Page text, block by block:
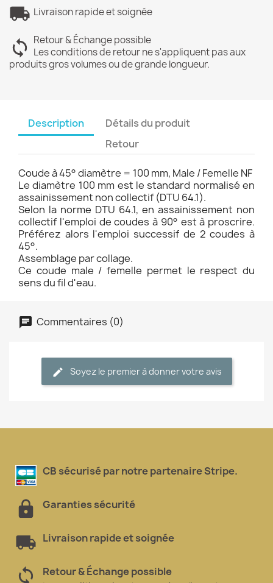
Livraison rapide et soignée
Retour & Échange possible
Les conditions de retour ne s'appliquent pas aux
produits gros volumes ou de grande longueur.
Description
Détails du produit
Retour
Coude à 45° diamètre = 100 mm, Male / Femelle NF
Le diamètre 100 mm est le standard normalisé en
assainissement non collectif (DTU 64.1).
Selon la norme DTU 64.1, en assainissement non
collectif l'emploi de coudes à 90° est à proscrire.
Préférez alors l'emploi successif de 2 coudes à
45°.
Assemblage par collage.
Ce coude male / femelle permet le respect du
sens du fil d'eau.
Commentaires (0)
Soyez le premier à donner votre avis
CB sécurisé par notre partenaire Stripe.
Garanties sécurité
Livraison rapide et soignée
Retour & Échange possible